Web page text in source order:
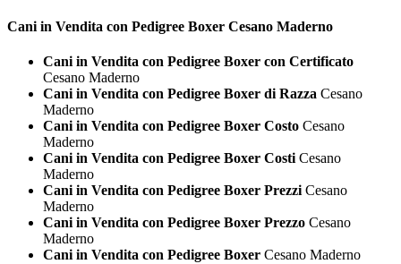
Cani in Vendita con Pedigree Boxer Cesano Maderno
Cani in Vendita con Pedigree Boxer con Certificato
Cesano Maderno
Cani in Vendita con Pedigree Boxer di Razza Cesano
Maderno
Cani in Vendita con Pedigree Boxer Costo Cesano
Maderno
Cani in Vendita con Pedigree Boxer Costi Cesano
Maderno
Cani in Vendita con Pedigree Boxer Prezzi Cesano
Maderno
Cani in Vendita con Pedigree Boxer Prezzo Cesano
Maderno
Cani in Vendita con Pedigree Boxer Cesano Maderno